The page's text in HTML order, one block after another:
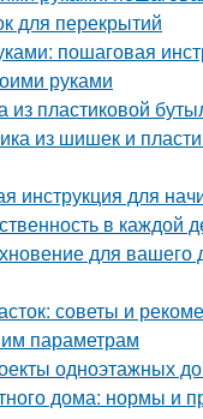
для перекрытий
пошаговая
руками
из пластиковой
из шишек и
инструкция для
в каждой
для вашего
советы и
параметрам
одноэтажных
дома: нормы и